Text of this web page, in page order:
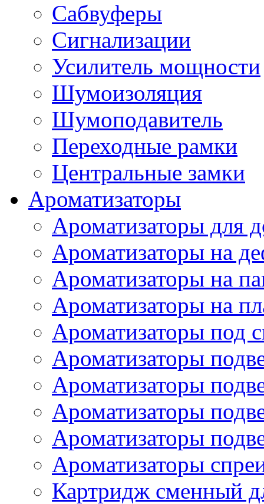
Сабвуферы
Сигнализации
Усилитель мощности
Шумоизоляция
Шумоподавитель
Переходные рамки
Центральные замки
Ароматизаторы
Ароматизаторы для
Ароматизаторы на
Ароматизаторы на
Ароматизаторы на
Ароматизаторы под
Ароматизаторы
Ароматизаторы
Ароматизаторы
Ароматизаторы
Ароматизаторы
Картридж сменный